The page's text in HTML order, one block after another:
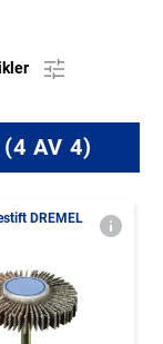
(4 AV 4)
DREMEL